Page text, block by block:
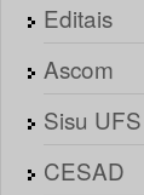
Editais
Ascom
Sisu UFS
CESAD